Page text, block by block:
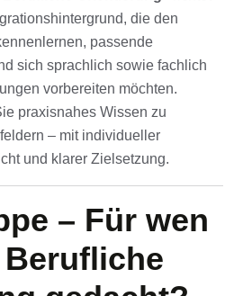
die den
passende
sich sprachlich sowie fachlich
vorbereiten möchten.
praxisnahes Wissen zu
– mit individueller
und klarer Zielsetzung.
– Für wen